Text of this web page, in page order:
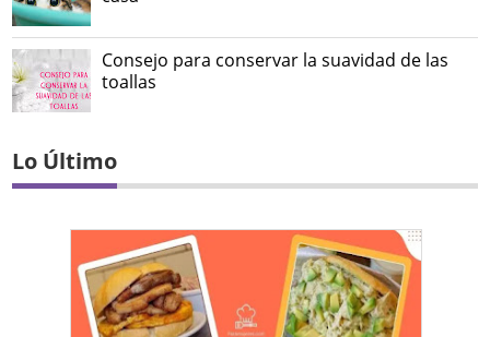
Consejo para conservar la suavidad de las
toallas
Lo Último